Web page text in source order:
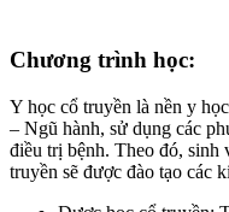
Chương trình học:
Y học cổ truyền là nền y
– Ngũ hành, sử dụng các
điều trị bệnh. Theo đó, sinh
truyền sẽ được đào tạo các